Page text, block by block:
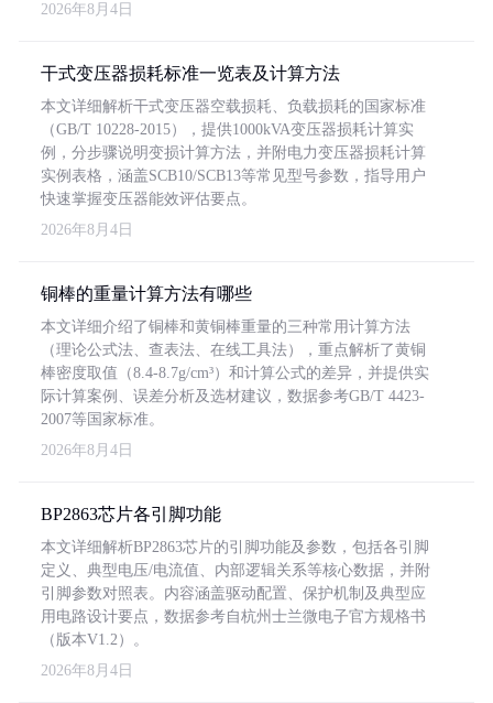
2026年8月4日
干式变压器损耗标准一览表及计算方法
本文详细解析干式变压器空载损耗、负载损耗的国家标准
（GB/T 10228-2015），提供1000kVA变压器损耗计算实
例，分步骤说明变损计算方法，并附电力变压器损耗计算
实例表格，涵盖SCB10/SCB13等常见型号参数，指导用户
快速掌握变压器能效评估要点。
2026年8月4日
铜棒的重量计算方法有哪些
本文详细介绍了铜棒和黄铜棒重量的三种常用计算方法
（理论公式法、查表法、在线工具法），重点解析了黄铜
棒密度取值（8.4-8.7g/cm³）和计算公式的差异，并提供实
际计算案例、误差分析及选材建议，数据参考GB/T 4423-
2007等国家标准。
2026年8月4日
BP2863芯片各引脚功能
本文详细解析BP2863芯片的引脚功能及参数，包括各引脚
定义、典型电压/电流值、内部逻辑关系等核心数据，并附
引脚参数对照表。内容涵盖驱动配置、保护机制及典型应
用电路设计要点，数据参考自杭州士兰微电子官方规格书
（版本V1.2）。
2026年8月4日